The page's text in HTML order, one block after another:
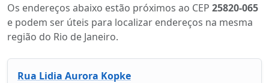
Os endereços abaixo estão próximos ao CEP 25820-065
e podem ser úteis para localizar endereços na mesma
região do Rio de Janeiro.
Rua Lidia Aurora Kopke